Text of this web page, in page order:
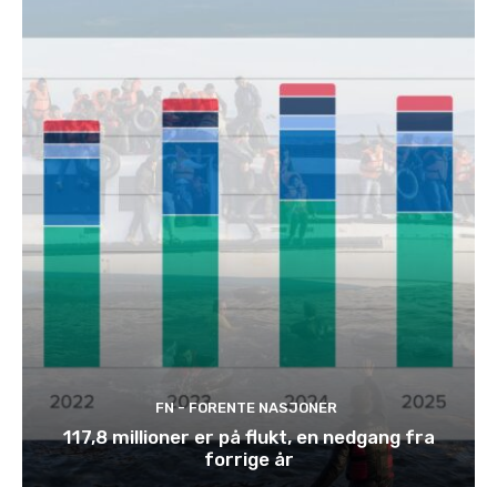
FN - FORENTE NASJONER
117,8 millioner er på flukt, en nedgang fra
forrige år